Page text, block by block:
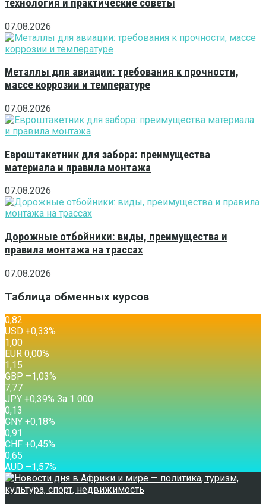
технология и практические советы
07.08.2026
Металлы для авиации: требования к прочности,
массе коррозии и температуре
07.08.2026
Евроштакетник для забора: преимущества
материала и правила монтажа
07.08.2026
Дорожные отбойники: виды, преимущества и
правила монтажа на трассах
07.08.2026
Таблица обменных курсов
0,82
USD +0,33%
1,00
EUR 0,00%
1,15
GBP –1,03%
7,77
JPY +0,39% За 1 000
0,13
CNY +0,18%
0,91
CHF +0,45%
0,65
AUD –1,57%